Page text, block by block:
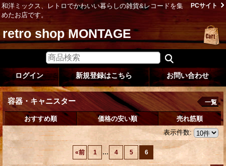
和洋ミックス、レトロでかわいい暮らしの雑貨&レコードを集
めたお店です。
PCサイト
retro shop MONTAGE
ログイン 新規登録はこちら お問い合わせ
容器・キャニスター 一覧
おすすめ順 価格の安い順
売れ筋順
表示件数:
«前 1 ... 4 5 6